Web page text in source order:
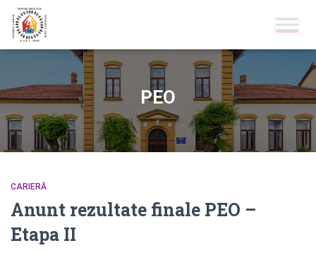
PEO
CARIERĂ
Anunt rezultate finale PEO –
Etapa II